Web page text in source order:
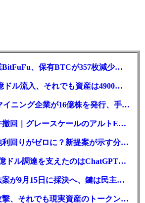
ビットコイン企業BitFuFu、保有BTCが357枚減少｜前払いが要因
ソラナETFに2.6億ドル流入、それでも資産は4900万ドル減
売上ゼロのBTCマイニング企業が16億株を発行、手元現金は23万ドル
わずか190秒で3件撤回｜グレースケールのアルトETF戦略に変化か
イーサリアムの純利回りがゼロに？新提案が示す分岐点とは
セイラー氏、150億ドル調達を支えたのはChatGPT｜新型優先株
米重要仮想通貨法案が9月15日に採決へ、鍵は民主党7人の賛成票
四半期で99件の攻撃、それでも現実資産のトークン化は最高値